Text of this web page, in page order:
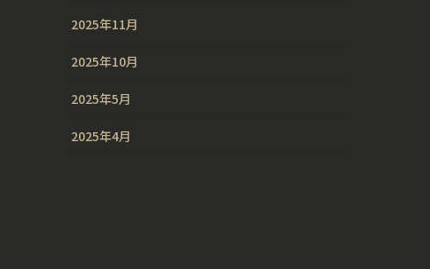
2025年11月
2025年10月
2025年5月
2025年4月